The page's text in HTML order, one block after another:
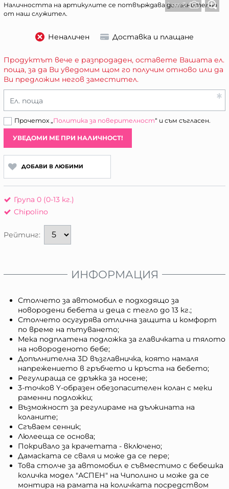
1 от 3
Наличността на артикулите се потвърждава допълнително
от наш служител.
Неналичен Доставка и плащане
Продуктът вече е разпродаден, оставете Вашата ел.
поща, за да Ви уведомим щом го получим отново или да
Ви предложим негов заместител.
Ел. поща
Прочетох „Политика за поверителност“ и съм съгласен.
УВЕДОМИ МЕ ПРИ НАЛИЧНОСТ!
ДОБАВИ В ЛЮБИМИ
Група 0 (0-13 кг.)
Chipolino
Рейтинг:
ИНФОРМАЦИЯ
Столчето за автомобил е подходящо за
новородени бебета и деца с тегло до 13 кг.;
Столчето осугурява отлична защита и комфорт
по време на пътуването;
Мека подплатена подложка за главичката и тялото
на новороденото бебе;
Допълнителна 3D възглавничка, която намаля
напрежението в гръбчето и кръста на бебето;
Регулираща се дръжка за носене;
3-точков Y-образен обезопасителен колан с меки
раменни подложки;
Възможност за регулираме на дължината на
коланите;
Сгъваем сенник;
Люлееща се основа;
Покривало за крачетата - включено;
Дамаската се сваля и може да се пере;
Това столче за автомобил е съвместимо с бебешка
количка модел "АСПЕН" на Чиполино и може да се
монтира на рамата на количката посредством